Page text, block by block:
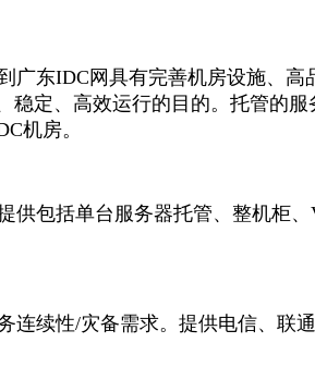
东IDC网具有完善机房设施、
定、高效运行的目的。托管的
机房。
包括单台服务器托管、整机柜
续性/灾备需求。提供电信、联